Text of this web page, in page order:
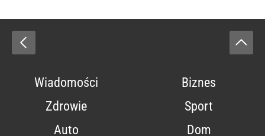
Wiadomości
Biznes
Zdrowie
Sport
Auto
Dom